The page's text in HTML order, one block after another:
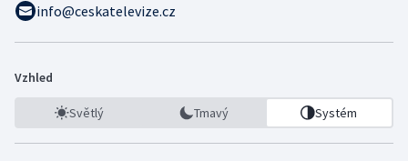
info@ceskatelevize.cz
Vzhled
Světlý Tmavý Systém